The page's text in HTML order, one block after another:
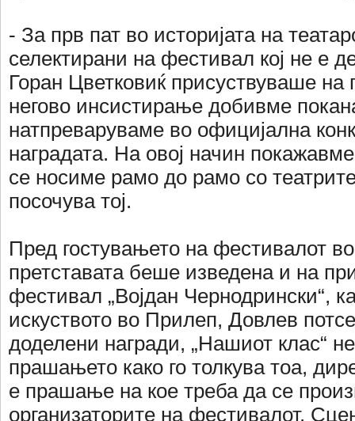
- За прв пат во историјата на
селектирани на фестивал кој не е
Горан Цветковиќ присуствуваше
негово инсистирање добивме
натпреваруваме во официјална
наградата. На овој начин
се носиме рамо до рамо со
посочува тој.
Пред гостувањето на фестивалот
претставата беше изведена и на
фестивал „Војдан Чернодрински“,
искуството во Прилеп, Довлев
доделени награди, „Нашиот клас“
прашањето како го толкува тоа,
е прашање на кое треба да се
организаторите на фестивалот.